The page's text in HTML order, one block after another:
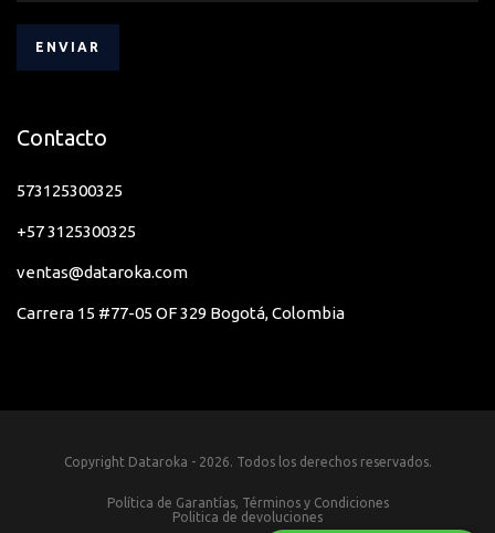
Contacto
573125300325
+57 3125300325
ventas@dataroka.com
Carrera 15 #77-05 OF 329 Bogotá, Colombia
Copyright Dataroka - 2026. Todos los derechos reservados.
Política de Garantías, Términos y Condiciones
Politica de devoluciones